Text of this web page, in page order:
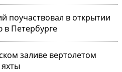
поучаствовал в открытии
в Петербурге
заливе вертолетом